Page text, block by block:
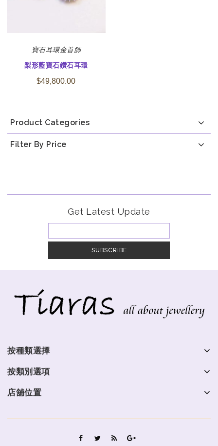
寶石耳環金首飾
梨形藍寶石鑽石耳環
$49,800.00
Product Categories
Filter By Price
Get Latest Update
按種類選擇
按類別選項
店舖位置